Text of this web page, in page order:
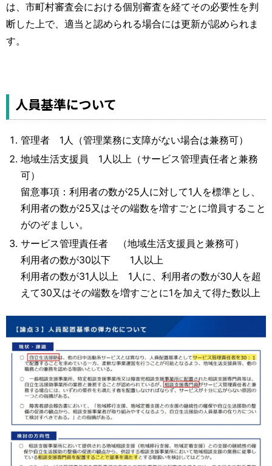
は、市町村審査会における個別審査を経てその必要性を判
断した上で、適当と認められる場合には更新が認められま
す。
人員基準について
管理者 1人（管理業務に支障がない場合は兼務可）
地域生活支援員 1人以上（サービス管理責任者と兼務
可）
留意事項：利用者の数が25人に対して1人を標準とし、
利用者の数が25又はその端数を増すごとに増員すること
がのぞましい。
サービス管理責任者 （地域生活支援員と兼務可）
利用者の数が30以下 1人以上
利用者の数が31人以上 1人に、利用者の数が30人を超
えて30又はその端数を増すごとに1を加えて得た数以上